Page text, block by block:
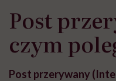
Post
czym
Post przerywany